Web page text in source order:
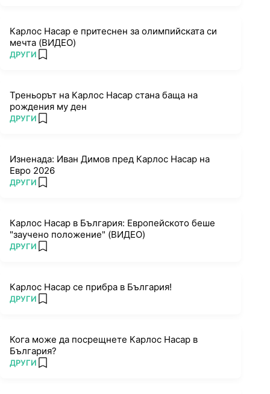
Карлос Насар е притеснен за олимпийската си
мечта (ВИДЕО)
ПОВЕЧЕ ОТ
ДРУГИ add favorites
Треньорът на Карлос Насар стана баща на
рождения му ден
ПОВЕЧЕ ОТ
ДРУГИ add favorites
Изненада: Иван Димов пред Карлос Насар на
Евро 2026
ПОВЕЧЕ ОТ
ДРУГИ add favorites
Карлос Насар в България: Европейското беше
"заучено положение" (ВИДЕО)
ПОВЕЧЕ ОТ
ДРУГИ add favorites
Карлос Насар се прибра в България!
ПОВЕЧЕ ОТ
ДРУГИ add favorites
Кога може да посрещнете Карлос Насар в
България?
ПОВЕЧЕ ОТ
ДРУГИ add favorites